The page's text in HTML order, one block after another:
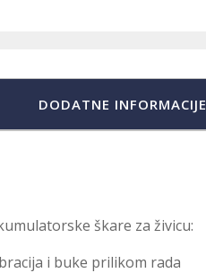
DODATNE INFORMACIJE
škare za živicu:
i buke prilikom rada